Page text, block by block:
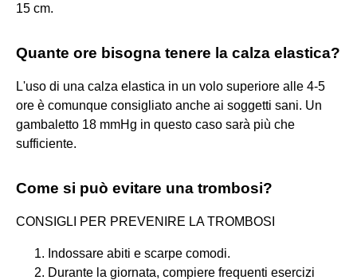
15 cm.
Quante ore bisogna tenere la calza elastica?
L'uso di una calza elastica in un volo superiore alle 4-5
ore è comunque consigliato anche ai soggetti sani. Un
gambaletto 18 mmHg in questo caso sarà più che
sufficiente.
Come si può evitare una trombosi?
CONSIGLI PER PREVENIRE LA TROMBOSI
Indossare abiti e scarpe comodi.
Durante la giornata, compiere frequenti esercizi